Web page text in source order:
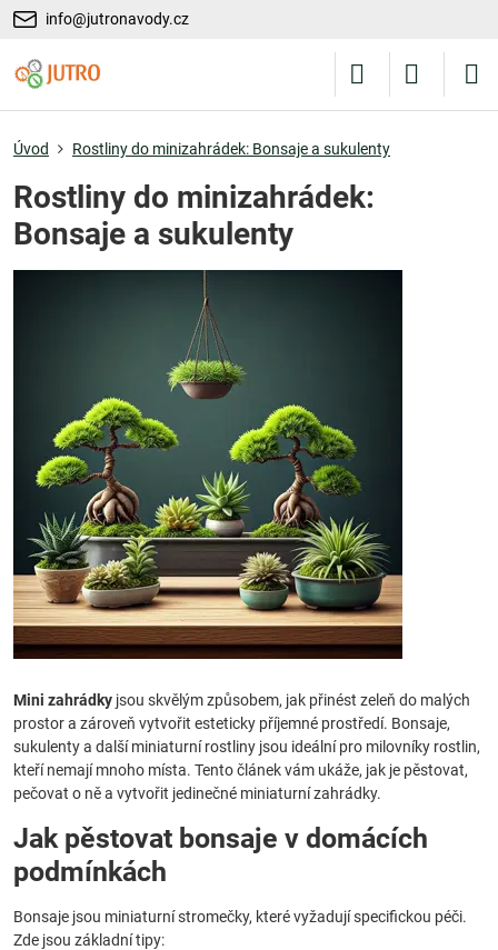
info@jutronavody.cz
Úvod Rostliny do minizahrádek: Bonsaje a sukulenty
Rostliny do minizahrádek:
Bonsaje a sukulenty
Mini zahrádky jsou skvělým způsobem, jak přinést zeleň do malých
prostor a zároveň vytvořit esteticky příjemné prostředí. Bonsaje,
sukulenty a další miniaturní rostliny jsou ideální pro milovníky rostlin,
kteří nemají mnoho místa. Tento článek vám ukáže, jak je pěstovat,
pečovat o ně a vytvořit jedinečné miniaturní zahrádky.
Jak pěstovat bonsaje v domácích
podmínkách
Bonsaje jsou miniaturní stromečky, které vyžadují specifickou péči.
Zde jsou základní tipy: